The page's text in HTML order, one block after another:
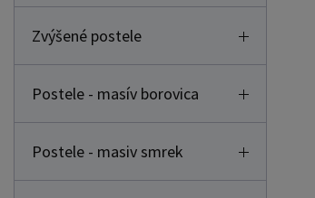
Zvýšené postele
Postele - masív borovica
Postele - masiv smrek